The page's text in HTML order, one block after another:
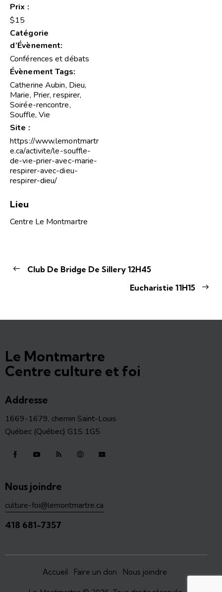
Prix :
$15
Catégorie
d’Évènement:
Conférences et débats
Évènement Tags:
Catherine Aubin, Dieu,
Marie, Prier,respirer,
Soirée-rencontre,
Souffle, Vie
Site :
https://www.lemontmartr
e.ca/activite/le-souffle-
de-vie-prier-avec-marie-
respirer-avec-dieu-
respirer-dieu/
Lieu
Centre Le Montmartre
Club De Bridge De Sillery 12H45
Eucharistie 11H15
Le Montmartre
Centre culture et foi
Addresse
1669-1679, chemin Saint-Louis
Québec (Québec) G1S 1G5
Nous joindre
culture-foi@lemontmartre.ca
418 681-7357
Accueil Faire un don Nous joindre